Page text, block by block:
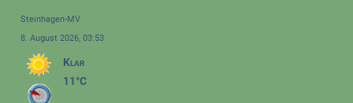
Steinhagen-MV
8. August 2026, 03:53
Klar
11°C